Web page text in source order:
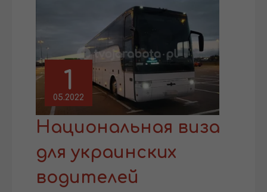
1
05.2022
Национальная виза
для украинских
водителей